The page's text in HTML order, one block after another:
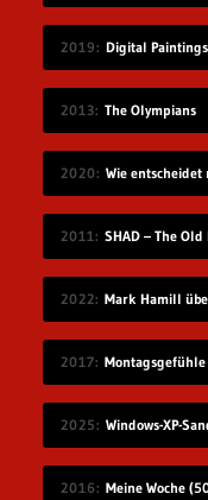
2019 Digital
2013 The Olympians
2020
2011 SHAD – The
2022
2017 Montagsgefühle
2025 Windows-XP-
2016 Meine Woche